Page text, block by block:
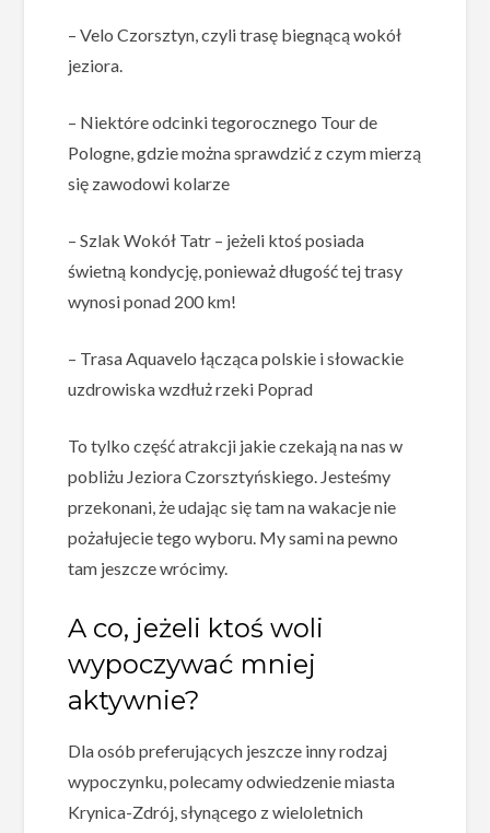
– Velo Czorsztyn, czyli trasę biegnącą wokół
jeziora.
– Niektóre odcinki tegorocznego Tour de
Pologne, gdzie można sprawdzić z czym mierzą
się zawodowi kolarze
– Szlak Wokół Tatr – jeżeli ktoś posiada
świetną kondycję, ponieważ długość tej trasy
wynosi ponad 200 km!
– Trasa Aquavelo łącząca polskie i słowackie
uzdrowiska wzdłuż rzeki Poprad
To tylko część atrakcji jakie czekają na nas w
pobliżu Jeziora Czorsztyńskiego. Jesteśmy
przekonani, że udając się tam na wakacje nie
pożałujecie tego wyboru. My sami na pewno
tam jeszcze wrócimy.
A co, jeżeli ktoś woli
wypoczywać mniej
aktywnie?
Dla osób preferujących jeszcze inny rodzaj
wypoczynku, polecamy odwiedzenie miasta
Krynica-Zdrój, słynącego z wieloletnich